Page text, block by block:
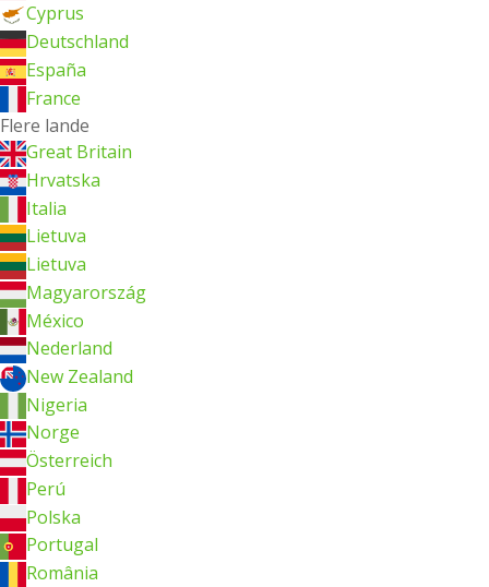
Cyprus
Deutschland
España
France
Flere lande
Great Britain
Hrvatska
Italia
Lietuva
Lietuva
Magyarország
México
Nederland
New Zealand
Nigeria
Norge
Österreich
Perú
Polska
Portugal
România